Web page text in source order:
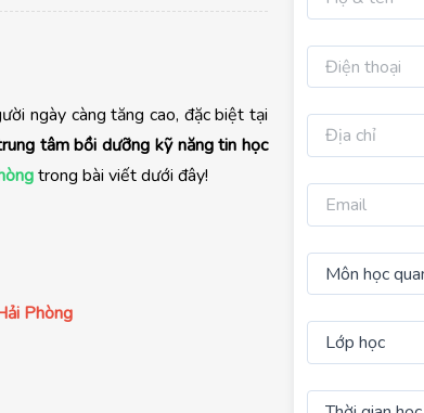
ngày càng tăng cao, đặc biệt tại
tâm bồi dưỡng kỹ năng tin học
trong bài viết dưới đây!